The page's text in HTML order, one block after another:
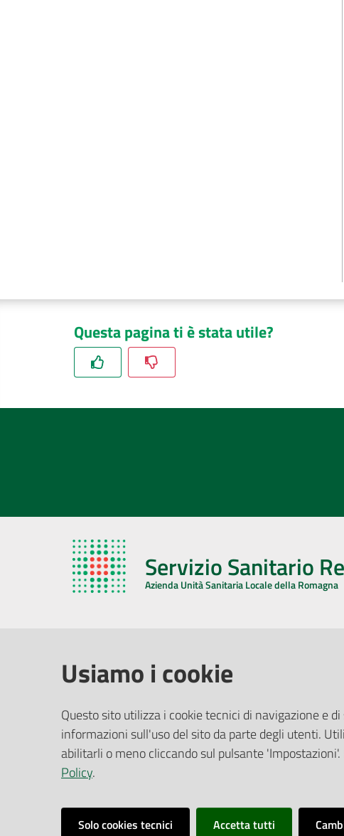
Questa pagina ti è stata utile?
Servizio Sanitario
Azienda Unità Sanitaria Locale della Romagna
Via De Gasperi, 8 - 48121 Ravenna (RA)
CF/P.IVA:02483810392
PEC:
azienda@pec.auslromagna.it
Ufficio
Riferimenti
Usiamo i cookie
Questo sito utilizza i cookie tecnici di navigazione e
informazioni sull'uso del sito da parte degli utenti.
abilitarli o meno cliccando sul pulsante
Policy.
Solo cookies tecnici Accetta tutti